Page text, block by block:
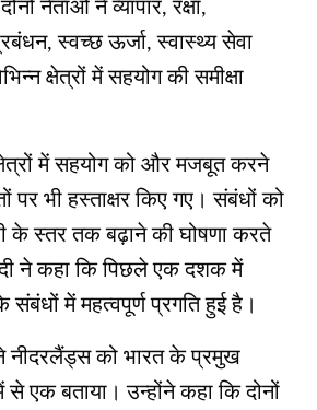
नेताओं ने व्यापार, रक्षा,
स्वच्छ ऊर्जा, स्वास्थ्य सेवा
क्षेत्रों में सहयोग की समीक्षा
में सहयोग को और मजबूत करने
पर भी हस्ताक्षर किए गए। संबंधों को
के स्तर तक बढ़ाने की घोषणा करते
ने कहा कि पिछले एक दशक में
में महत्वपूर्ण प्रगति हुई है।
ने नीदरलैंड्स को भारत के प्रमुख
से एक बताया। उन्होंने कहा कि दोनों